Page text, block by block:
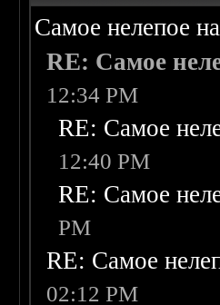
Самое нелепое
RE: Самое
12:34 PM
RE: Самое
12:40 PM
RE: Самое
PM
RE: Самое
02:12 PM